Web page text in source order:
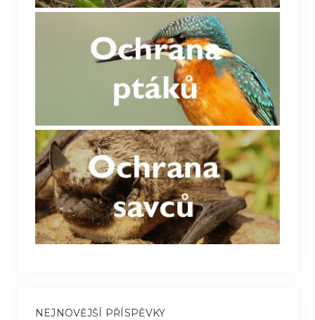
NEJNOVĚJŠÍ PŘÍSPĚVKY